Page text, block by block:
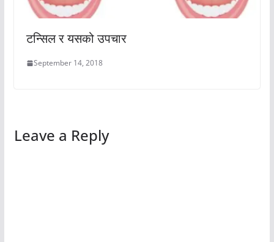
टन्सिल र यसको उपचार
September 14, 2018
Leave a Reply